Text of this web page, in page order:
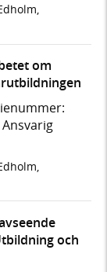
om
Ansvarig
och